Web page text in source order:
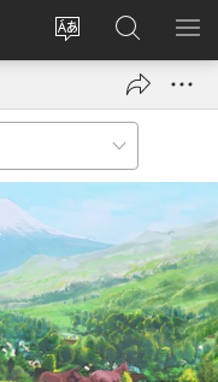
Αλλαγή
γλώσσας
ιστότοπου
Σύνδεση
(ανοίγει
παράθυρο)
στο
JW.ORG